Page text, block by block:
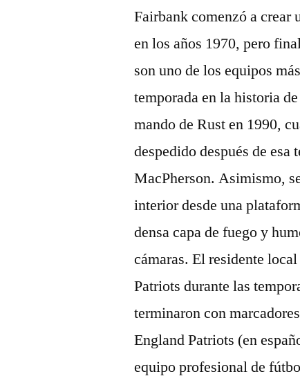
Fairbank comenzó a crear
en los años 1970, pero
son uno de los equipos
temporada en la historia
mando de Rust en 1990,
despedido después de
MacPherson. Asimismo,
interior desde una
densa capa de fuego y
cámaras. El residente
Patriots durante las
terminaron con
England Patriots (en
equipo profesional de